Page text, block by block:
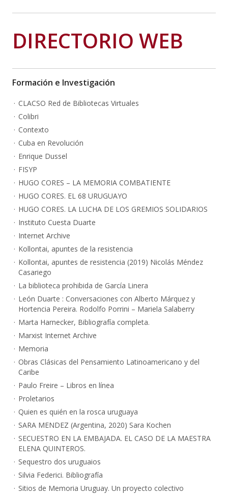
DIRECTORIO WEB
Formación e Investigación
CLACSO Red de Bibliotecas Virtuales
Colibri
Contexto
Cuba en Revolución
Enrique Dussel
FISYP
HUGO CORES – LA MEMORIA COMBATIENTE
HUGO CORES. EL 68 URUGUAYO
HUGO CORES. LA LUCHA DE LOS GREMIOS SOLIDARIOS
Instituto Cuesta Duarte
Internet Archive
Kollontai, apuntes de la resistencia
Kollontai, apuntes de resistencia (2019) Nicolás Méndez
Casariego
La biblioteca prohibida de García Linera
León Duarte : Conversaciones con Alberto Márquez y
Hortencia Pereira. Rodolfo Porrini – Mariela Salaberry
Marta Harnecker, Bibliografía completa.
Marxist Internet Archive
Memoria
Obras Clásicas del Pensamiento Latinoamericano y del
Caribe
Paulo Freire – Libros en línea
Proletarios
Quien es quién en la rosca uruguaya
SARA MENDEZ (Argentina, 2020) Sara Kochen
SECUESTRO EN LA EMBAJADA. EL CASO DE LA MAESTRA
ELENA QUINTEROS.
Sequestro dos uruguaios
Silvia Federici. Bibliografía
Sitios de Memoria Uruguay. Un proyecto colectivo